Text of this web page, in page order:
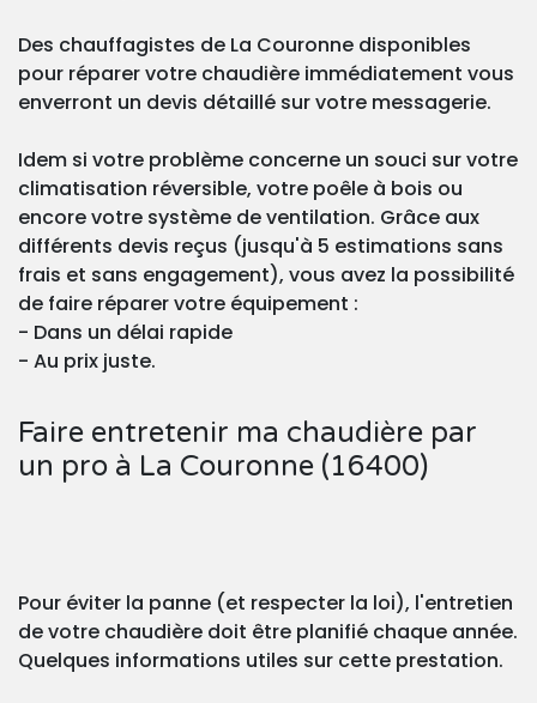
Des chauffagistes de La Couronne disponibles
pour réparer votre chaudière immédiatement vous
enverront un devis détaillé sur votre messagerie.
Idem si votre problème concerne un souci sur votre
climatisation réversible, votre poêle à bois ou
encore votre système de ventilation. Grâce aux
différents devis reçus (jusqu'à 5 estimations sans
frais et sans engagement), vous avez la possibilité
de faire réparer votre équipement :
- Dans un délai rapide
- Au prix juste.
Faire entretenir ma chaudière par
un pro à La Couronne (16400)
Pour éviter la panne (et respecter la loi), l'entretien
de votre chaudière doit être planifié chaque année.
Quelques informations utiles sur cette prestation.